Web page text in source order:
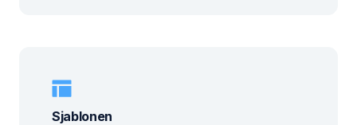
Sjablonen